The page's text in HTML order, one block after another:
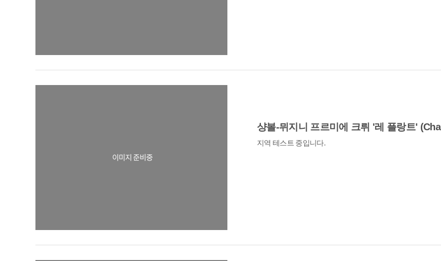
샹볼-뮈지니 프르미에 크뤼 '레 플랑트'
지역 테스트 중입니다.